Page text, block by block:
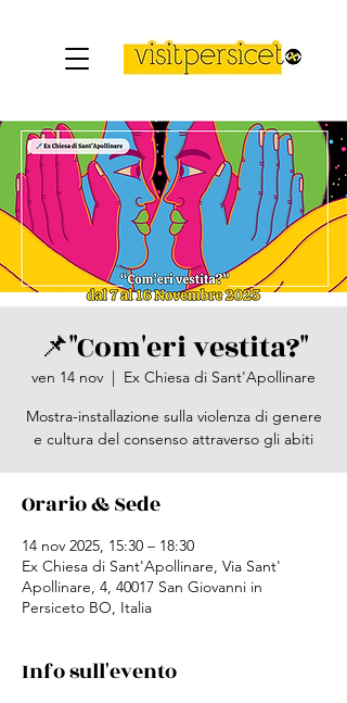
📌​"Com'eri vestita?"
ven 14 nov
  |
Ex Chiesa di Sant'Apollinare
Mostra-installazione sulla violenza di genere
e cultura del consenso attraverso gli abiti
Orario & Sede
14 nov 2025, 15:30 – 18:30
Ex Chiesa di Sant'Apollinare, Via Sant'
Apollinare, 4, 40017 San Giovanni in
Persiceto BO, Italia
Info sull'evento